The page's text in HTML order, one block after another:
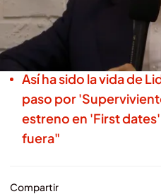
El presentador y las
cómo han vivido la
llegada de Lidia
Así ha sido la vida de
paso por
estreno en 'First
fuera"
Compartir